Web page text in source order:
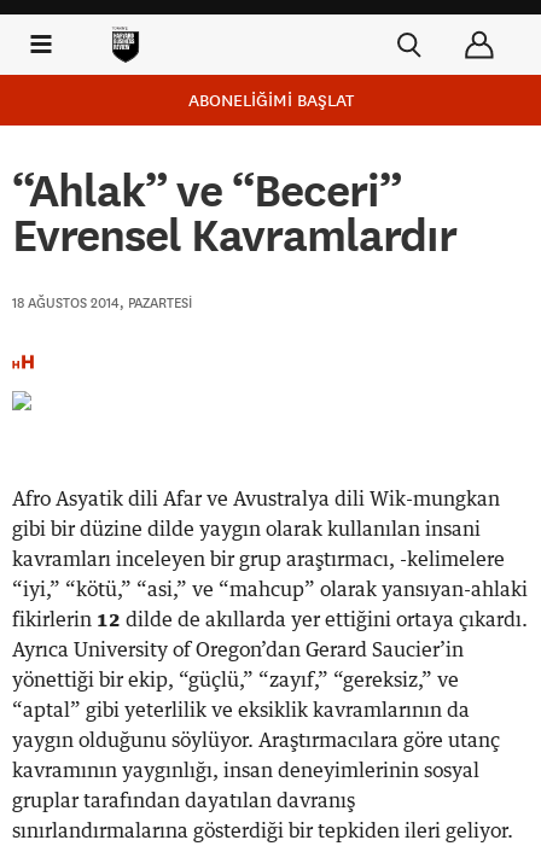
ABONELİĞİMİ BAŞLAT
“Ahlak” ve “Beceri”
Evrensel Kavramlardır
18 AĞUSTOS 2014, PAZARTESI
Afro Asyatik dili Afar ve Avustralya dili Wik-mungkan
gibi bir düzine dilde yaygın olarak kullanılan insani
kavramları inceleyen bir grup araştırmacı, -kelimelere
“iyi,” “kötü,” “asi,” ve “mahcup” olarak yansıyan-ahlaki
fikirlerin 12 dilde de akıllarda yer ettiğini ortaya çıkardı.
Ayrıca University of Oregon’dan Gerard Saucier’in
yönettiği bir ekip, “güçlü,” “zayıf,” “gereksiz,” ve
“aptal” gibi yeterlilik ve eksiklik kavramlarının da
yaygın olduğunu söylüyor. Araştırmacılara göre utanç
kavramının yaygınlığı, insan deneyimlerinin sosyal
gruplar tarafından dayatılan davranış
sınırlandırmalarına gösterdiği bir tepkiden ileri geliyor.